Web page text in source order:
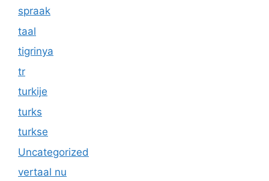
spraak
taal
tigrinya
tr
turkije
turks
turkse
Uncategorized
vertaal nu